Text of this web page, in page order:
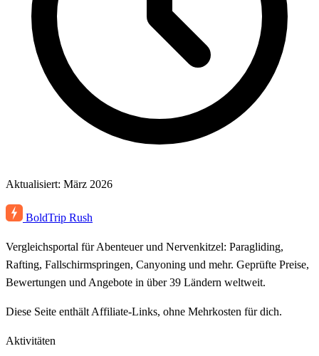
Aktualisiert: März 2026
BoldTrip Rush
Vergleichsportal für Abenteuer und Nervenkitzel: Paragliding,
Rafting, Fallschirmspringen, Canyoning und mehr. Geprüfte Preise,
Bewertungen und Angebote in über 39 Ländern weltweit.
Diese Seite enthält Affiliate-Links, ohne Mehrkosten für dich.
Aktivitäten